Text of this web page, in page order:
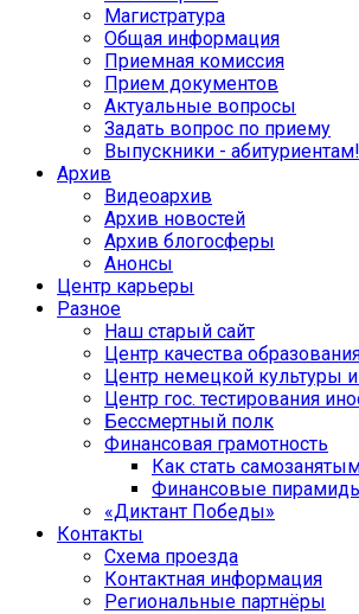
Магистратура
Общая информация
Приемная комиссия
Прием документов
Актуальные вопросы
Задать вопрос по приему
Выпускники - абитуриентам!
Архив
Видеоархив
Архив новостей
Архив блогосферы
Анонсы
Центр карьеры
Разное
Наш старый сайт
Центр качества
Центр немецкой культуры
Центр гос. тестирования
Бессмертный полк
Финансовая грамотность
Как стать
Финансовые
«Диктант Победы»
Контакты
Схема проезда
Контактная информация
Региональные партнёры